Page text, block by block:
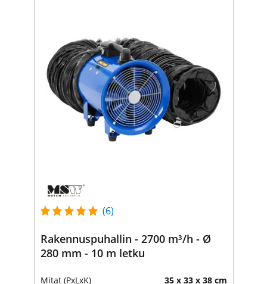
(6)
Rakennuspuhallin - 2700 m³/h - Ø
280 mm - 10 m letku
Mitat (PxLxK) 35 x 33 x 38 cm